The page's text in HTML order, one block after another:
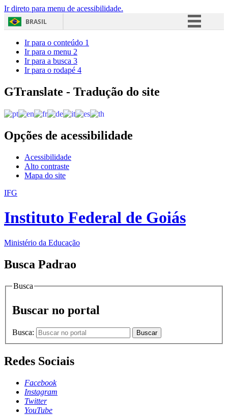
Ir direto para menu de acessibilidade.
BRASIL
Acesso à informação
Ir para o conteúdo 1
Ir para o menu 2
Ir para a busca 3
Ir para o rodapé 4
GTranslate - Tradução do site
Opções de acessibilidade
Acessibilidade
Alto contraste
Mapa do site
IFG
Instituto Federal de Goiás
Ministério da Educação
Busca Padrao
Busca
Buscar no portal
Busca: Buscar
Redes Sociais
Facebook
Instagram
Twitter
YouTube